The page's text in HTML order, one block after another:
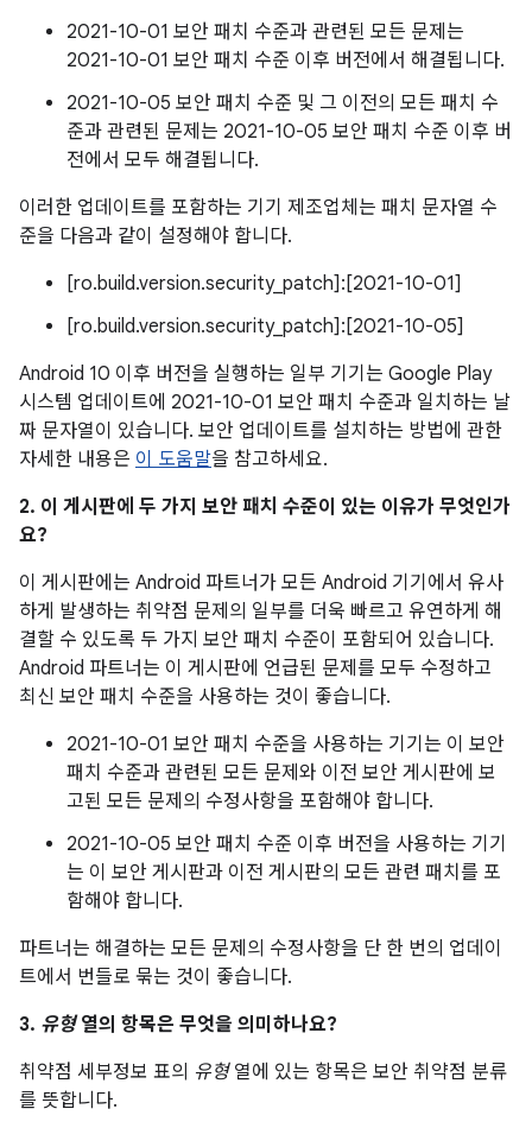
2021-10-01 보안 패치 수준과 관련된 모든 문제는
2021-10-01 보안 패치 수준 이후 버전에서 해결됩니다.
2021-10-05 보안 패치 수준 및 그 이전의 모든 패치 수
준과 관련된 문제는 2021-10-05 보안 패치 수준 이후 버
전에서 모두 해결됩니다.
이러한 업데이트를 포함하는 기기 제조업체는 패치 문자열 수
준을 다음과 같이 설정해야 합니다.
[ro.build.version.security_patch]:[2021-10-01]
[ro.build.version.security_patch]:[2021-10-05]
Android 10 이후 버전을 실행하는 일부 기기는 Google Play
시스템 업데이트에 2021-10-01 보안 패치 수준과 일치하는 날
짜 문자열이 있습니다. 보안 업데이트를 설치하는 방법에 관한
자세한 내용은 이 도움말을 참고하세요.
2. 이 게시판에 두 가지 보안 패치 수준이 있는 이유가 무엇인가
요?
이 게시판에는 Android 파트너가 모든 Android 기기에서 유사
하게 발생하는 취약점 문제의 일부를 더욱 빠르고 유연하게 해
결할 수 있도록 두 가지 보안 패치 수준이 포함되어 있습니다.
Android 파트너는 이 게시판에 언급된 문제를 모두 수정하고
최신 보안 패치 수준을 사용하는 것이 좋습니다.
2021-10-01 보안 패치 수준을 사용하는 기기는 이 보안
패치 수준과 관련된 모든 문제와 이전 보안 게시판에 보
고된 모든 문제의 수정사항을 포함해야 합니다.
2021-10-05 보안 패치 수준 이후 버전을 사용하는 기기
는 이 보안 게시판과 이전 게시판의 모든 관련 패치를 포
함해야 합니다.
파트너는 해결하는 모든 문제의 수정사항을 단 한 번의 업데이
트에서 번들로 묶는 것이 좋습니다.
3. 유형열의 항목은 무엇을 의미하나요?
취약점 세부정보 표의 유형열에 있는 항목은 보안 취약점 분류
를 뜻합니다.